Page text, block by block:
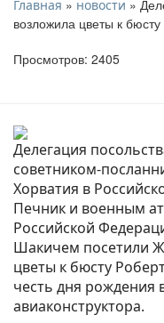
Главная » новости »
возложила цветы к
Просмотров: 2405
Делегация
советником-
Хорватия в
Печник и военным
Российской
Шакичем посетили
цветы к бюсту
честь дня рождения
авиаконструктора.